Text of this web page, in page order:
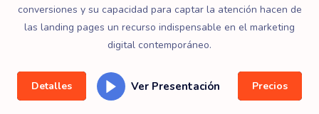
conversiones y su capacidad para captar la atención hacen de
las landing pages un recurso indispensable en el marketing
digital contemporáneo.
Detalles Ver Presentación Precios